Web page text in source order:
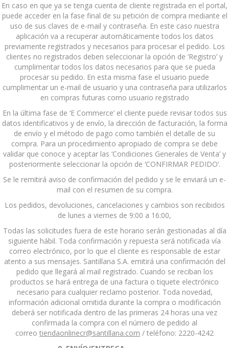
En caso en que ya se tenga cuenta de cliente registrada en el portal,
puede acceder en la fase final de su petición de compra mediante el
uso de sus claves de e-mail y contraseña. En este caso nuestra
aplicación va a recuperar automáticamente todos los datos
previamente registrados y necesarios para procesar el pedido. Los
clientes no registrados deben seleccionar la opción de ‘Registro’ y
cumplimentar todos los datos necesarios para que se pueda
procesar su pedido. En esta misma fase el usuario puede
cumplimentar un e-mail de usuario y una contraseña para utilizarlos
en compras futuras como usuario registrado
En la última fase de ‘E Commerce’ el cliente puede revisar todos sus
datos identificativos y de envío, la dirección de facturación, la forma
de envío y el método de pago como también el detalle de su
compra. Para un procedimiento apropiado de compra se debe
validar que conoce y aceptar las ‘Condiciones Generales de Venta’ y
posteriormente seleccionar la opción de ‘CONFIRMAR PEDIDO’.
Se le remitirá aviso de confirmación del pedido y se le enviará un e-
mail con el resumen de su compra.
Los pedidos, devoluciones, cancelaciones y cambios son recibidos
de lunes a viernes de 9:00 a 16:00,
Todas las solicitudes fuera de este horario serán gestionadas al día
siguiente hábil. Toda confirmación y repuesta será notificada vía
correo electrónico, por lo que el cliente es responsable de estar
atento a sus mensajes. Santillana S.A. emitirá una confirmación del
pedido que llegará al mail registrado. Cuando se reciban los
productos se hará entrega de una factura o tiquete electrónico
necesario para cualquier reclamo posterior. Toda novedad,
información adicional omitida durante la compra o modificación
deberá ser notificada dentro de las primeras 24 horas una vez
confirmada la compra con el número de pedido al
correo tiendaonlinecr@santillana.com / teléfono: 2220-4242